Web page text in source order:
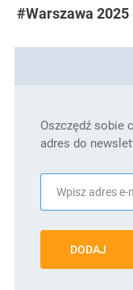
#Warszawa 2025
Oszczędź sobie
adres do
DODAJ